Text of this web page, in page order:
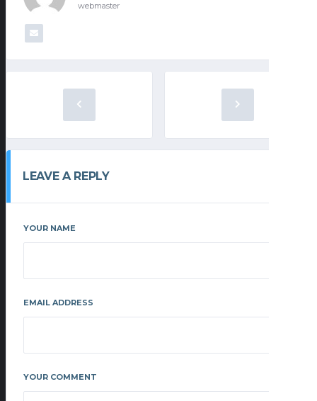
webmaster
LEAVE A REPLY
YOUR NAME
EMAIL ADDRESS
YOUR COMMENT